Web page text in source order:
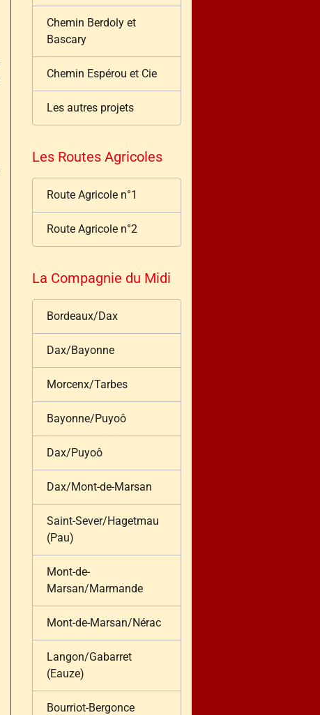
Chemin Berdoly et
Bascary
Chemin Espérou et Cie
Les autres projets
Les Routes Agricoles
Route Agricole n°1
Route Agricole n°2
La Compagnie du Midi
Bordeaux/Dax
Dax/Bayonne
Morcenx/Tarbes
Bayonne/Puyoô
Dax/Puyoô
Dax/Mont-de-Marsan
Saint-Sever/Hagetmau
(Pau)
Mont-de-
Marsan/Marmande
Mont-de-Marsan/Nérac
Langon/Gabarret
(Eauze)
Bourriot-Bergonce